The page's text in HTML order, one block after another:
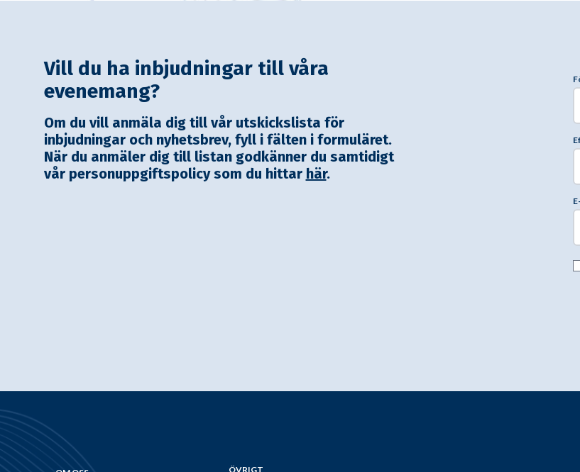
Vill du ha inbjudningar till våra
evenemang?
Om du vill anmäla dig till vår utskickslista för
inbjudningar och nyhetsbrev, fyll i fälten i formuläret.
När du anmäler dig till listan godkänner du samtidigt
vår personuppgiftspolicy som du hittar här.
ÖVRIGT